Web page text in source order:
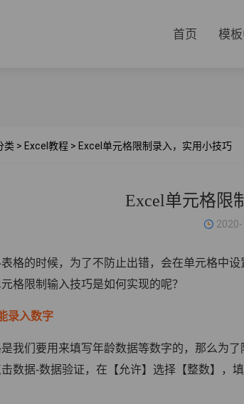
首页 模
类 > Excel教程 > Excel单元格限制录入，实用小技巧
Excel单元格限
格的时候，为了不防止出错，会在单元格中
格限制输入技巧是如何实现的呢？
录入数字
是我们要用来填写年龄数据等数字的，那么为
数据-数据验证，在【允许】选择【整数】，